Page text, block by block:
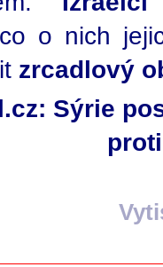
o nich
zrcadlový
Sýrie